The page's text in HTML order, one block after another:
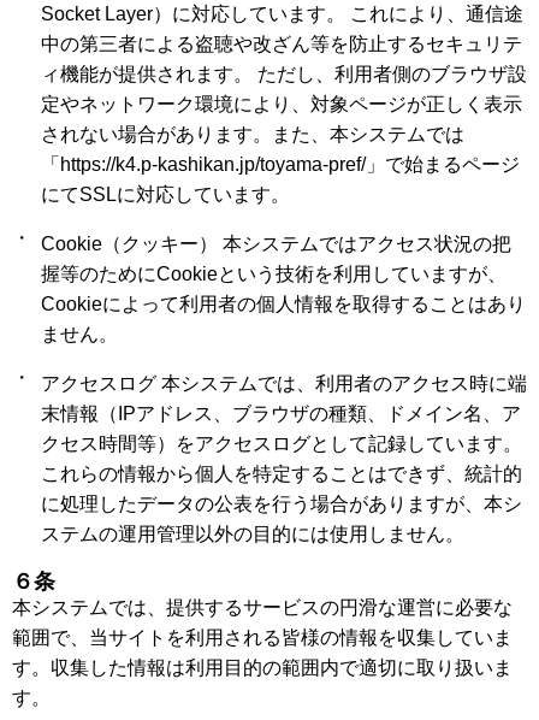
Socket Layer）に対応しています。 これにより、通信途
中の第三者による盗聴や改ざん等を防止するセキュリテ
ィ機能が提供されます。 ただし、利用者側のブラウザ設
定やネットワーク環境により、対象ページが正しく表示
されない場合があります。また、本システムでは
「https://k4.p-kashikan.jp/toyama-pref/」で始まるページ
にてSSLに対応しています。
Cookie（クッキー） 本システムではアクセス状況の把
握等のためにCookieという技術を利用していますが、
Cookieによって利用者の個人情報を取得することはあり
ません。
アクセスログ 本システムでは、利用者のアクセス時に端
末情報（IPアドレス、ブラウザの種類、ドメイン名、ア
クセス時間等）をアクセスログとして記録しています。
これらの情報から個人を特定することはできず、統計的
に処理したデータの公表を行う場合がありますが、本シ
ステムの運用管理以外の目的には使用しません。
６条
本システムでは、提供するサービスの円滑な運営に必要な
範囲で、当サイトを利用される皆様の情報を収集していま
す。収集した情報は利用目的の範囲内で適切に取り扱いま
す。